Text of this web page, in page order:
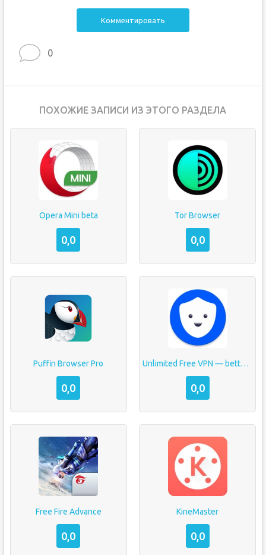
Комментировать
0
ПОХОЖИЕ ЗАПИСИ ИЗ ЭТОГО РАЗДЕЛА
Opera Mini beta
0,0
Tor Browser
0,0
Puffin Browser Pro
0,0
Unlimited Free VPN — betternet
0,0
Free Fire Advance
0,0
KineMaster
0,0